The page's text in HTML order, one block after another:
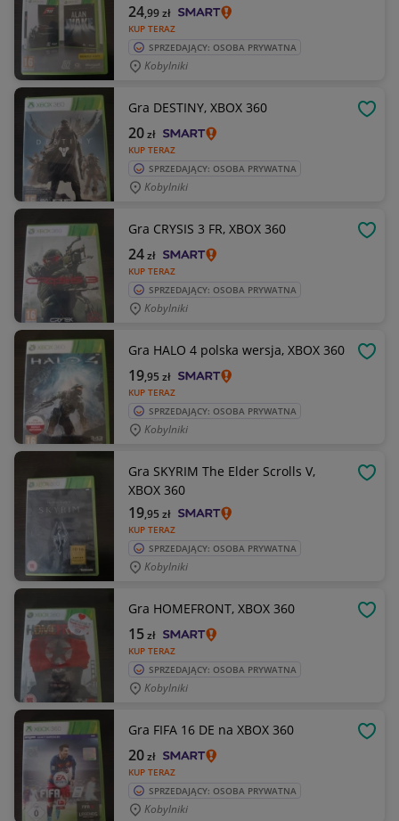
KUP TERAZ
24,99zł
SPRZEDAJĄCY: OSOBA PRYWATNA
Kobylniki
Gra DESTINY, XBOX 360
KUP TERAZ
20zł
SPRZEDAJĄCY: OSOBA PRYWATNA
Kobylniki
Gra CRYSIS 3 FR, XBOX 360
KUP TERAZ
24zł
SPRZEDAJĄCY: OSOBA PRYWATNA
Kobylniki
Gra HALO 4 polska wersja, XBOX 360
KUP TERAZ
19,95 zł
SPRZEDAJĄCY: OSOBA PRYWATNA
Kobylniki
Gra SKYRIM The Elder Scrolls V,
XBOX 360
KUP TERAZ
19,95 zł
SPRZEDAJĄCY: OSOBA PRYWATNA
Kobylniki
Gra HOMEFRONT, XBOX 360
KUP TERAZ
15zł
SPRZEDAJĄCY: OSOBA PRYWATNA
Kobylniki
Gra FIFA 16 DE na XBOX 360
KUP TERAZ
20zł
SPRZEDAJĄCY: OSOBA PRYWATNA
Kobylniki